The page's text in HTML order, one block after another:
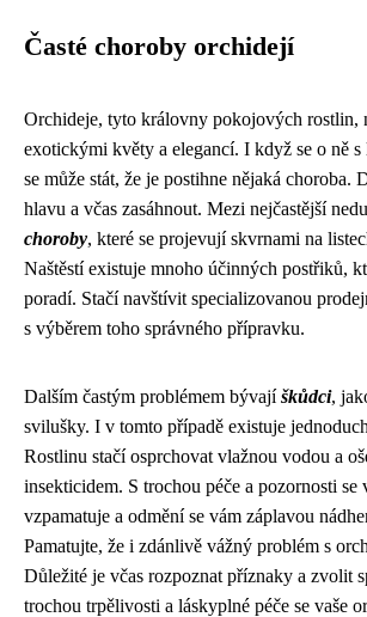
Časté choroby orchidejí
Orchideje, tyto královny pokojových rostlin,
exotickými květy a elegancí. I když se o ně s
se může stát, že je postihne nějaká choroba.
hlavu a včas zasáhnout. Mezi nejčastější
choroby, které se projevují skvrnami na
Naštěstí existuje mnoho účinných postřiků,
poradí. Stačí navštívit specializovanou
s výběrem toho správného přípravku.
Dalším častým problémem bývajíškůdci,
svilušky. I v tomto případě existuje
Rostlinu stačí osprchovat vlažnou vodou a
insekticidem. S trochou péče a pozornosti se
vzpamatuje a odmění se vám záplavou
Pamatujte, že i zdánlivě vážný problém s
Důležité je včas rozpoznat příznaky a zvolit
trochou trpělivosti a láskyplné péče se vaše